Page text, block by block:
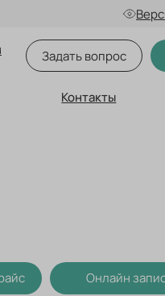
Задать вопрос
Контакты
Онлайн